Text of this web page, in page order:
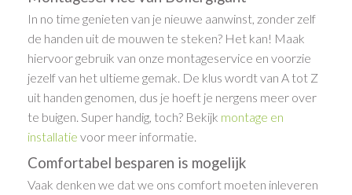
In no time genieten van je nieuwe aanwinst, zonder zelf
de handen uit de mouwen te steken? Het kan! Maak
hiervoor gebruik van onze montageservice en voorzie
jezelf van het ultieme gemak. De klus wordt van A tot Z
uit handen genomen, dus je hoeft je nergens meer over
te buigen. Super handig, toch? Bekijk montage en
installatie voor meer informatie.
Comfortabel besparen is mogelijk
Vaak denken we dat we ons comfort moeten inleveren